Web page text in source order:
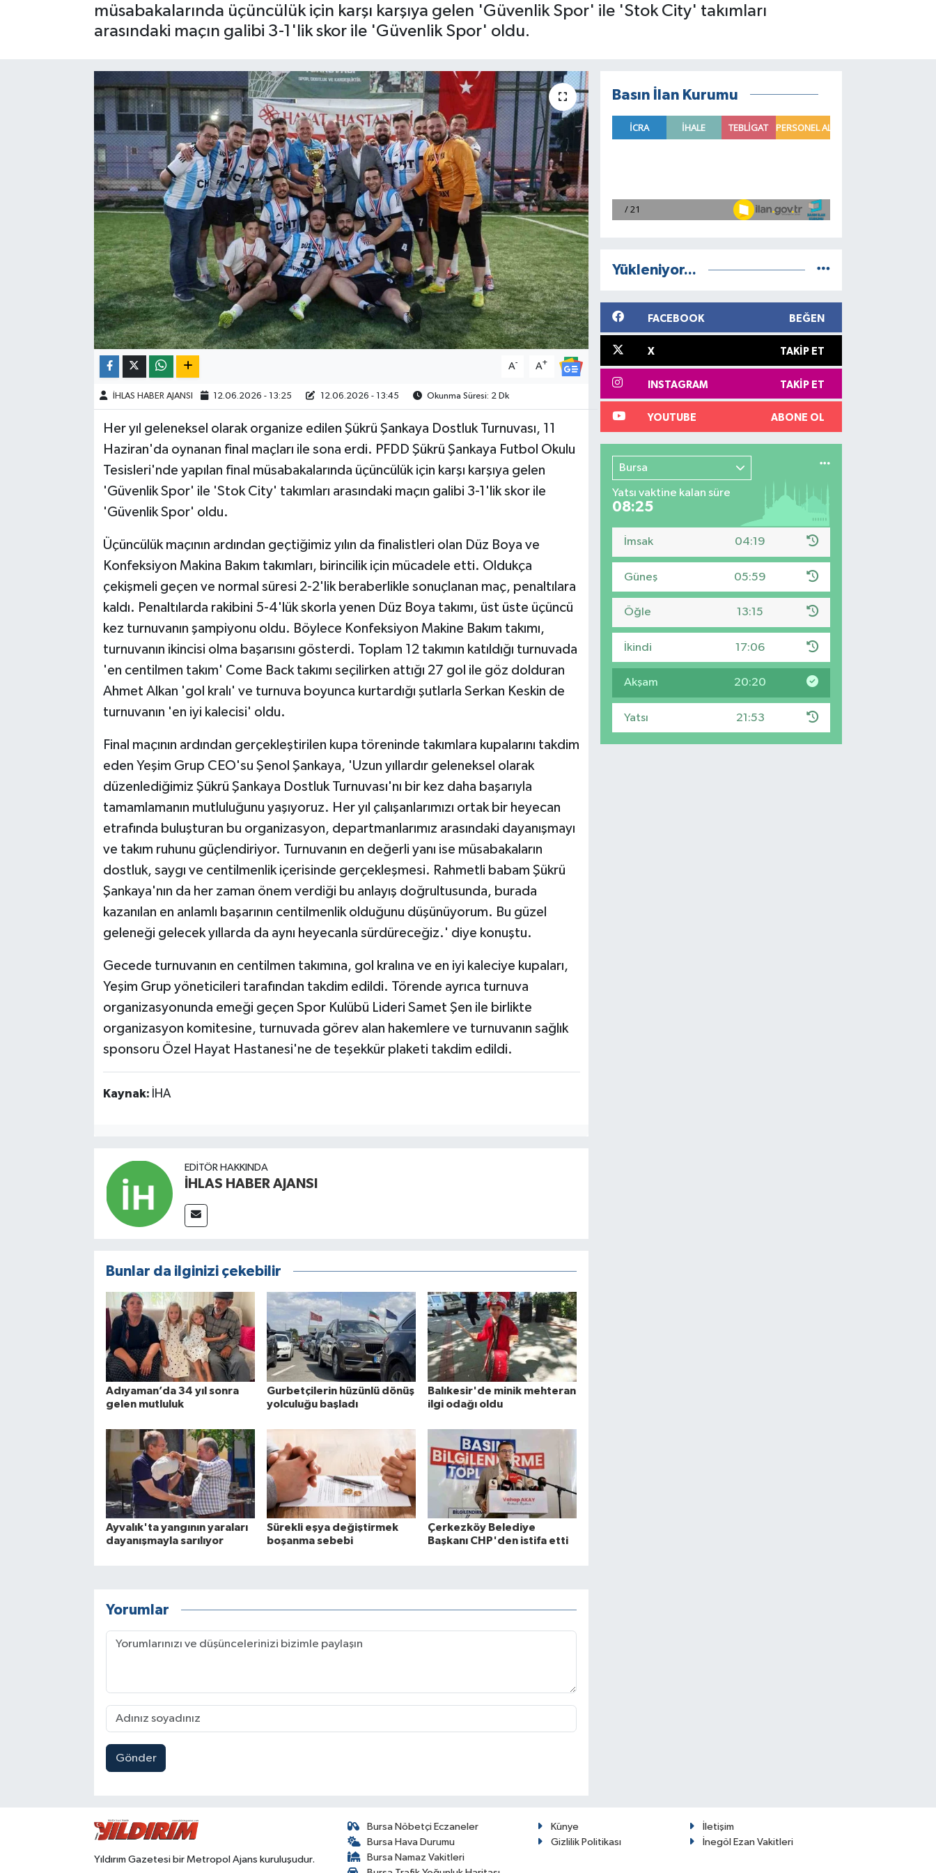
müsabakalarında üçüncülük için karşı karşıya gelen 'Güvenlik Spor' ile 'Stok City' takımları
arasındaki maçın galibi 3-1'lik skor ile 'Güvenlik Spor' oldu.
A- A+
İHLAS HABER AJANSI 12.06.2026 - 13:25 12.06.2026 - 13:45 Okunma Süresi: 2 Dk
Her yıl geleneksel olarak organize edilen Şükrü Şankaya Dostluk Turnuvası, 11
Haziran'da oynanan final maçları ile sona erdi. PFDD Şükrü Şankaya Futbol Okulu
Tesisleri'nde yapılan final müsabakalarında üçüncülük için karşı karşıya gelen
'Güvenlik Spor' ile 'Stok City' takımları arasındaki maçın galibi 3-1'lik skor ile
'Güvenlik Spor' oldu.
Üçüncülük maçının ardından geçtiğimiz yılın da finalistleri olan Düz Boya ve
Konfeksiyon Makina Bakım takımları, birincilik için mücadele etti. Oldukça
çekişmeli geçen ve normal süresi 2-2'lik beraberlikle sonuçlanan maç, penaltılara
kaldı. Penaltılarda rakibini 5-4'lük skorla yenen Düz Boya takımı, üst üste üçüncü
kez turnuvanın şampiyonu oldu. Böylece Konfeksiyon Makine Bakım takımı,
turnuvanın ikincisi olma başarısını gösterdi. Toplam 12 takımın katıldığı turnuvada
'en centilmen takım' Come Back takımı seçilirken attığı 27 gol ile göz dolduran
Ahmet Alkan 'gol kralı' ve turnuva boyunca kurtardığı şutlarla Serkan Keskin de
turnuvanın 'en iyi kalecisi' oldu.
Final maçının ardından gerçekleştirilen kupa töreninde takımlara kupalarını takdim
eden Yeşim Grup CEO'su Şenol Şankaya, 'Uzun yıllardır geleneksel olarak
düzenlediğimiz Şükrü Şankaya Dostluk Turnuvası'nı bir kez daha başarıyla
tamamlamanın mutluluğunu yaşıyoruz. Her yıl çalışanlarımızı ortak bir heyecan
etrafında buluşturan bu organizasyon, departmanlarımız arasındaki dayanışmayı
ve takım ruhunu güçlendiriyor. Turnuvanın en değerli yanı ise müsabakaların
dostluk, saygı ve centilmenlik içerisinde gerçekleşmesi. Rahmetli babam Şükrü
Şankaya'nın da her zaman önem verdiği bu anlayış doğrultusunda, burada
kazanılan en anlamlı başarının centilmenlik olduğunu düşünüyorum. Bu güzel
geleneği gelecek yıllarda da aynı heyecanla sürdüreceğiz.' diye konuştu.
Gecede turnuvanın en centilmen takımına, gol kralına ve en iyi kaleciye kupaları,
Yeşim Grup yöneticileri tarafından takdim edildi. Törende ayrıca turnuva
organizasyonunda emeği geçen Spor Kulübü Lideri Samet Şen ile birlikte
organizasyon komitesine, turnuvada görev alan hakemlere ve turnuvanın sağlık
sponsoru Özel Hayat Hastanesi'ne de teşekkür plaketi takdim edildi.
Kaynak: İHA
EDITÖR HAKKINDA
İHLAS HABER AJANSI
Bunlar da ilginizi çekebilir
Adıyaman’da 34 yıl sonra
gelen mutluluk
Gurbetçilerin hüzünlü dönüş
yolculuğu başladı
Balıkesir'de minik mehteran
ilgi odağı oldu
Ayvalık'ta yangının yaraları
dayanışmayla sarılıyor
Sürekli eşya değiştirmek
boşanma sebebi
Çerkezköy Belediye
Başkanı CHP'den istifa etti
Yorumlar
Gönder
Basın İlan Kurumu
Yükleniyor...
FACEBOOK BEĞEN
X TAKIP ET
INSTAGRAM TAKIP ET
YOUTUBE ABONE OL
Bursa
Yatsı vaktine kalan süre
08:24
İmsak 04:19
Güneş 05:59
Öğle 13:15
İkindi 17:06
Akşam 20:20
Yatsı 21:53
Yıldırım Gazetesi bir Metropol Ajans kuruluşudur.
Bursa Nöbetçi Eczaneler
Bursa Hava Durumu
Bursa Namaz Vakitleri
Künye
İletişim
Gizlilik Politikası
İnegöl Ezan Vakitleri